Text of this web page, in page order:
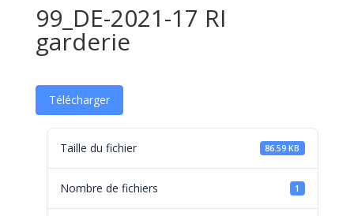
99_DE-2021-17 RI
garderie
Télécharger
Taille du fichier 86.59 KB
Nombre de fichiers 1